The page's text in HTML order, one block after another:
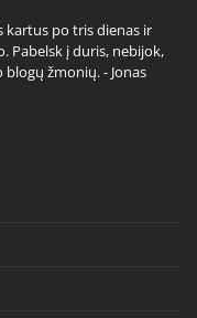
kartus po tris dienas ir
Pabelsk į duris, nebijok,
žmonių. - Jonas